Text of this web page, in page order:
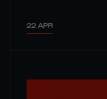
22 APR